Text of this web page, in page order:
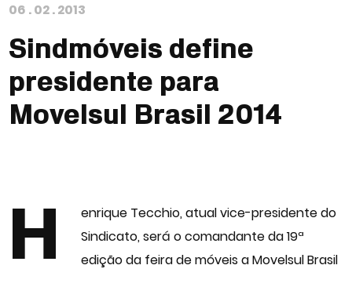
06 .02.2013
Sindmóveis define
presidente para
Movelsul Brasil 2014
H
enrique Tecchio, atual vice-presidente do
Sindicato, será o comandante da 19ª
edição da feira de móveisaMovelsul Brasil